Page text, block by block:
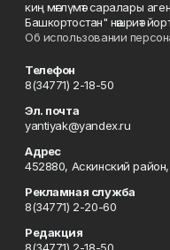
киң мәғлүмәт саралары
Башкортостан" нәшриәт
Об использовании
Телефон
8(34771) 2-18-50
Эл. почта
yantiyak@yandex.ru
Адрес
452880, Аскинский
Рекламная служба
8(34771) 2-20-60
Редакция